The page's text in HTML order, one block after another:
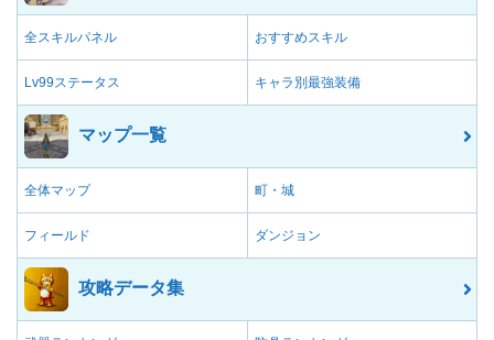
全スキルパネル おすすめスキル
Lv99ステータス キャラ別最強装備
マップ一覧
全体マップ 町・城
フィールド ダンジョン
攻略データ集